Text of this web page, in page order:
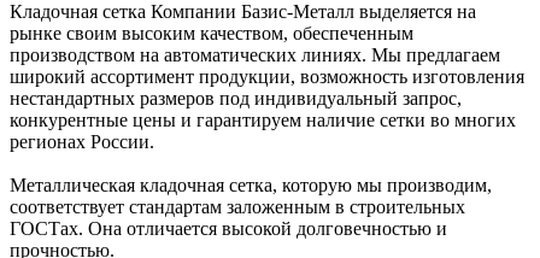
Кладочная сетка Компании Базис-Металл выделяется на
рынке своим высоким качеством, обеспеченным
производством на автоматических линиях. Мы предлагаем
широкий ассортимент продукции, возможность изготовления
нестандартных размеров под индивидуальный запрос,
конкурентные цены и гарантируем наличие сетки во многих
регионах России.
Металлическая кладочная сетка, которую мы производим,
соответствует стандартам заложенным в строительных
ГОСТах. Она отличается высокой долговечностью и
прочностью.